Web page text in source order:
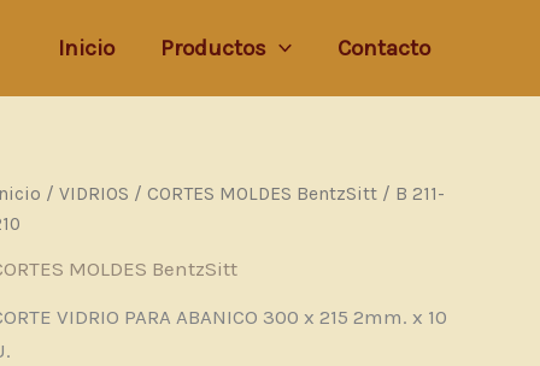
Inicio Productos Contacto
/VIDRIOS / CORTES MOLDES BentzSitt / B 211-
MOLDES BentzSitt
VIDRIO PARA ABANICO 300 x 215 2mm. x 10